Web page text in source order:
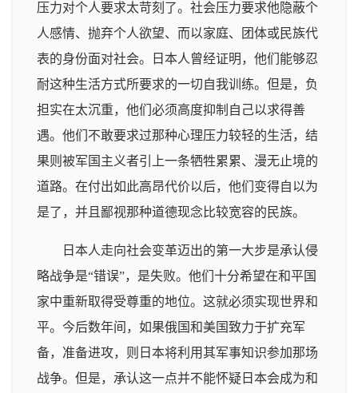
压力对个人要求太苛刻了。社会压力要求他隐蔽个
人感情、抛弃个人欲望、而以家庭、团体或民族代
表的身份面对社会。日本人曾经证明，他们能够忍
耐这种生活方式所要求的一切自我训练。但是，负
担实在太沉重，他们必须高度抑制自己以求得善
遇。他们不敢要求过那种心理压力较轻的生活，结
果则被军国主义者引上一条牺牲累累、漫无止境的
道路。在付出如此高昂代价以后，他们变得自以为
是了，并且鄙视那种道德现念比较宽容的民族。
日本人走向社会变革迈出的第一大步是承认侵
略战争是“错误”，是失败。他们十分希望在和平国
家中重新取得受尊重的地位。这就必须实现世界和
平。今后数年间，如果俄国和美国致力于扩充军
备，准备进攻，则日本将利用其军事知识参加那场
战争。但是，承认这一点并不能怀疑日本会成为和